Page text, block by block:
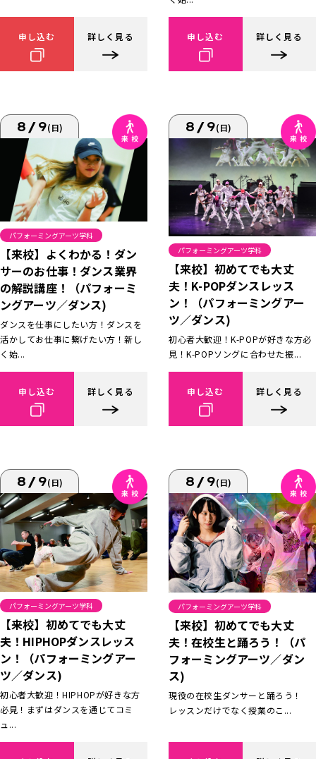
申し込む 詳しく見る 申し込む 詳しく見る
8/9(日)
パフォーミングアーツ学科
【来校】よくわかる！ダン
サーのお仕事！ダンス業界
の解説講座！（パフォーミ
ングアーツ／ダンス)
ダンスを仕事にしたい方！ダンスを
活かしてお仕事に繋げたい方！新し
く始...
申し込む 詳しく見る
8/9(日)
パフォーミングアーツ学科
【来校】初めてでも大丈
夫！K-POPダンスレッス
ン！（パフォーミングアー
ツ／ダンス)
初心者大歓迎！K-POPが好きな方必
見！K-POPソングに合わせた振...
申し込む 詳しく見る
8/9(日)
パフォーミングアーツ学科
【来校】初めてでも大丈
夫！HIPHOPダンスレッス
ン！（パフォーミングアー
ツ／ダンス)
初心者大歓迎！HIPHOPが好きな方
必見！まずはダンスを通じてコミ
ュ...
8/9(日)
パフォーミングアーツ学科
【来校】初めてでも大丈
夫！在校生と踊ろう！（パ
フォーミングアーツ／ダン
ス)
現役の在校生ダンサーと踊ろう！
レッスンだけでなく授業のこ...